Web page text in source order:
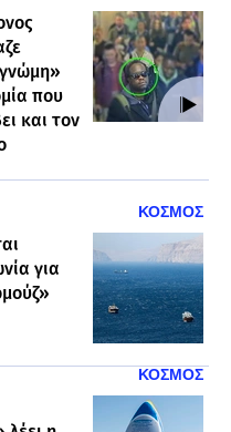
που
και τον
ΚΟΣΜΟΣ
για
ΚΟΣΜΟΣ